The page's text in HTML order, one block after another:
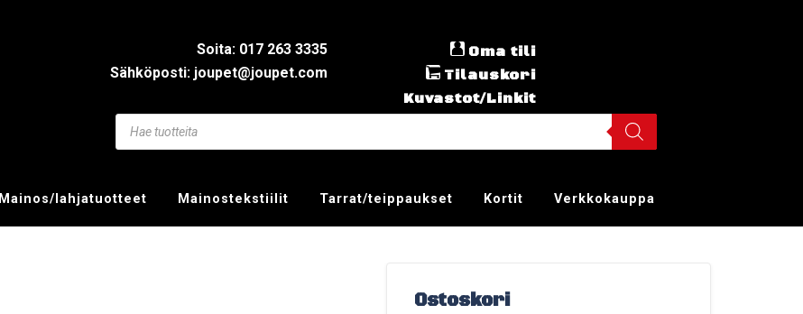
Soita: 017 263 3335
Sähköposti: joupet@joupet.com
Oma tili
Tilauskori
Kuvastot/Linkit
Mainos/lahjatuotteet Mainostekstiilit Tarrat/teippaukset Kortit Verkkokauppa
Ostoskori